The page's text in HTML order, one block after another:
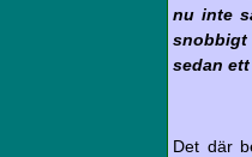
nu inte
snobbigt
sedan
Det där